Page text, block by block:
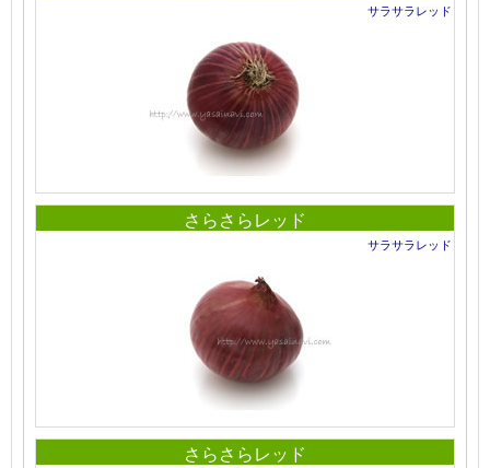
サラサラレッド
さらさらレッド
サラサラレッド
さらさらレッド